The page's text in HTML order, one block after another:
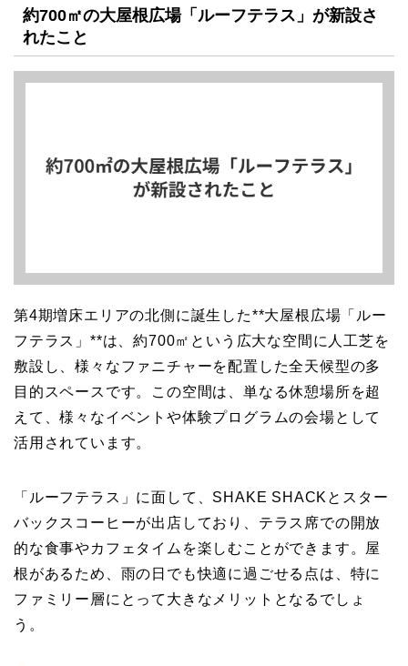
約700㎡の大屋根広場「ルーフテラス」が新設さ
れたこと
第4期増床エリアの北側に誕生した**大屋根広場「ルー
フテラス」**は、約700㎡という広大な空間に人工芝を
敷設し、様々なファニチャーを配置した全天候型の多
目的スペースです。この空間は、単なる休憩場所を超
えて、様々なイベントや体験プログラムの会場として
活用されています。
「ルーフテラス」に面して、SHAKE SHACKとスター
バックスコーヒーが出店しており、テラス席での開放
的な食事やカフェタイムを楽しむことができます。屋
根があるため、雨の日でも快適に過ごせる点は、特に
ファミリー層にとって大きなメリットとなるでしょ
う。